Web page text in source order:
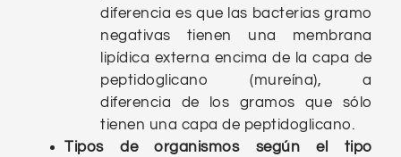
diferencia es que las bacterias gramo
negativas tienen una membrana
lipídica externa encima de la capa de
peptidoglicano (mureína), a
diferencia de los gramos que sólo
tienen una capa de peptidoglicano.
Tipos de organismos según el tipo